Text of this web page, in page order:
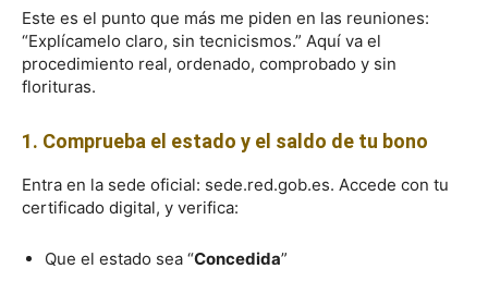
Este es el punto que más me piden en las reuniones:
“Explícamelo claro, sin tecnicismos.” Aquí va el
procedimiento real, ordenado, comprobado y sin
florituras.
1. Comprueba el estado y el saldo de tu bono
Entra en la sede oficial: sede.red.gob.es. Accede con tu
certificado digital, y verifica:
Que el estado sea “Concedida”